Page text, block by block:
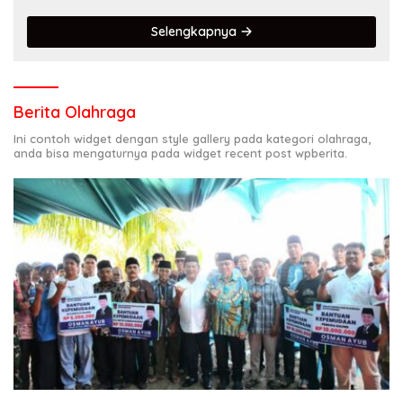
Selengkapnya
Berita Olahraga
Ini contoh widget dengan style gallery pada kategori olahraga,
anda bisa mengaturnya pada widget recent post wpberita.